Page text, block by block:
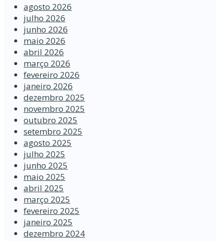
agosto 2026
julho 2026
junho 2026
maio 2026
abril 2026
março 2026
fevereiro 2026
janeiro 2026
dezembro 2025
novembro 2025
outubro 2025
setembro 2025
agosto 2025
julho 2025
junho 2025
maio 2025
abril 2025
março 2025
fevereiro 2025
janeiro 2025
dezembro 2024